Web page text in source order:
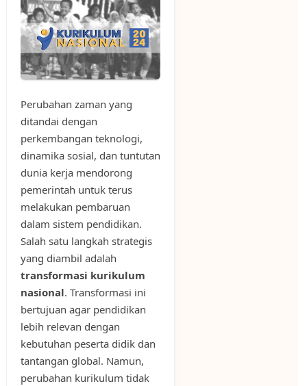
Perubahan zaman yang
ditandai dengan
perkembangan teknologi,
dinamika sosial, dan tuntutan
dunia kerja mendorong
pemerintah untuk terus
melakukan pembaruan
dalam sistem pendidikan.
Salah satu langkah strategis
yang diambil adalah
transformasi kurikulum
nasional. Transformasi ini
bertujuan agar pendidikan
lebih relevan dengan
kebutuhan peserta didik dan
tantangan global. Namun,
perubahan kurikulum tidak